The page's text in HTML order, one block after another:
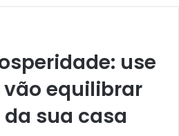
use
equilibrar
sua casa